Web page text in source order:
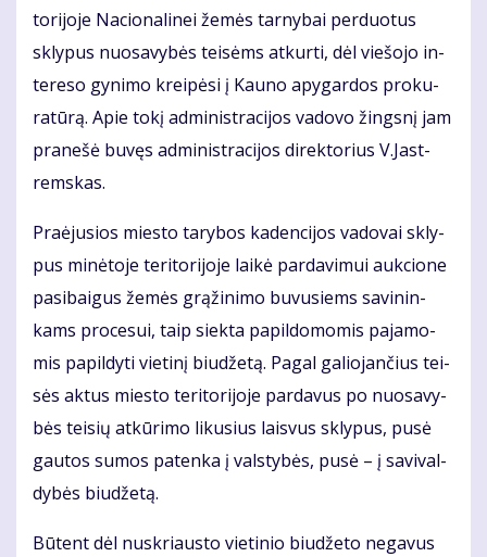
to­ri­jo­je Nacionalinei žemės tarnybai per­duo­tus
skly­pus nuo­sa­vy­bės tei­sėms at­kur­ti, dėl vie­šo­jo in­
te­re­so gy­ni­mo krei­pė­si į Kau­no apy­gar­dos pro­ku­
ra­tū­rą. Apie to­kį ad­mi­nist­ra­ci­jos va­do­vo žings­nį jam
pra­ne­šė bu­vęs ad­mi­nist­ra­ci­jos di­rek­to­rius V.Jast­
rems­kas.
Pra­ėju­sios mies­to ta­ry­bos ka­den­ci­jos va­do­vai skly­
pus mi­nė­to­je te­ri­to­ri­jo­je lai­kė par­da­vi­mui auk­cio­ne
pa­si­bai­gus že­mės grą­ži­ni­mo bu­vu­siems sa­vi­nin­
kams pro­ce­sui, taip siek­ta pa­pil­do­mo­mis pa­ja­mo­
mis pa­pil­dy­ti vie­ti­nį biu­dže­tą. Pa­gal ga­lio­jan­čius tei­
sės ak­tus mies­to te­ri­to­ri­jo­je par­da­vus po nuo­sa­vy­
bės tei­sių at­kū­ri­mo li­ku­sius lais­vus skly­pus, pu­sė
gau­tos su­mos pa­ten­ka į vals­ty­bės, pu­sė – į sa­vi­val­
dy­bės biu­dže­tą.
Bū­tent dėl nu­skriaus­to vie­ti­nio biu­dže­to ne­ga­vus